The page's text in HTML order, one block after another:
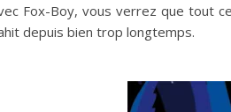
Fox-Boy, vous verrez que tout
depuis bien trop longtemps.